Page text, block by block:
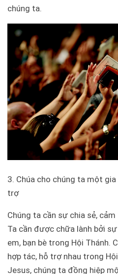
chúng ta.
3. Chúa cho chúng ta một
trợ
Chúng ta cần sự chia sẻ,
Ta cần được chữa lành bởi
em, bạn bè trong Hội Thánh.
hợp tác, hỗ trợ nhau trong
Jesus, chúng ta đồng hiệp